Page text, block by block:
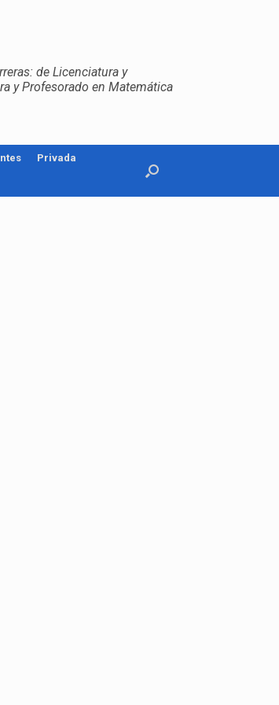
de Licenciatura y
y Profesorado en Matemática
Privada